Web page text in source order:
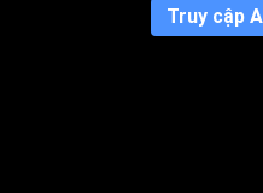
Truy cập